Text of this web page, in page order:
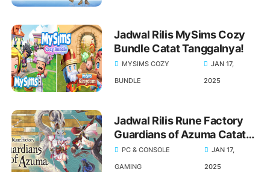
Jadwal Rilis MySims Cozy
Bundle Catat Tanggalnya!
MYSIMS COZY
BUNDLE
JAN 17,
2025
Jadwal Rilis Rune Factory
Guardians of Azuma Catat
Tanggalnya!
PC & CONSOLE
GAMING
JAN 17,
2025